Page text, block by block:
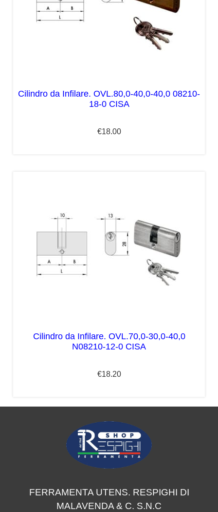
Cilindro da Infilare. OVL.80,0-40,0-40,0 08210-
18-0 CISA
€18.00
Cilindro da Infilare. OVL.70,0-30,0-40,0
N08210-12-0 CISA
€18.20
FERRAMENTA UTENS. RESPIGHI DI
MALAVENDA & C. S.N.C